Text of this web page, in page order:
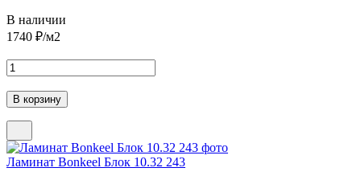
В наличии
1740 ₽/м2
Ламинат Bonkeel Блок 10.32 243